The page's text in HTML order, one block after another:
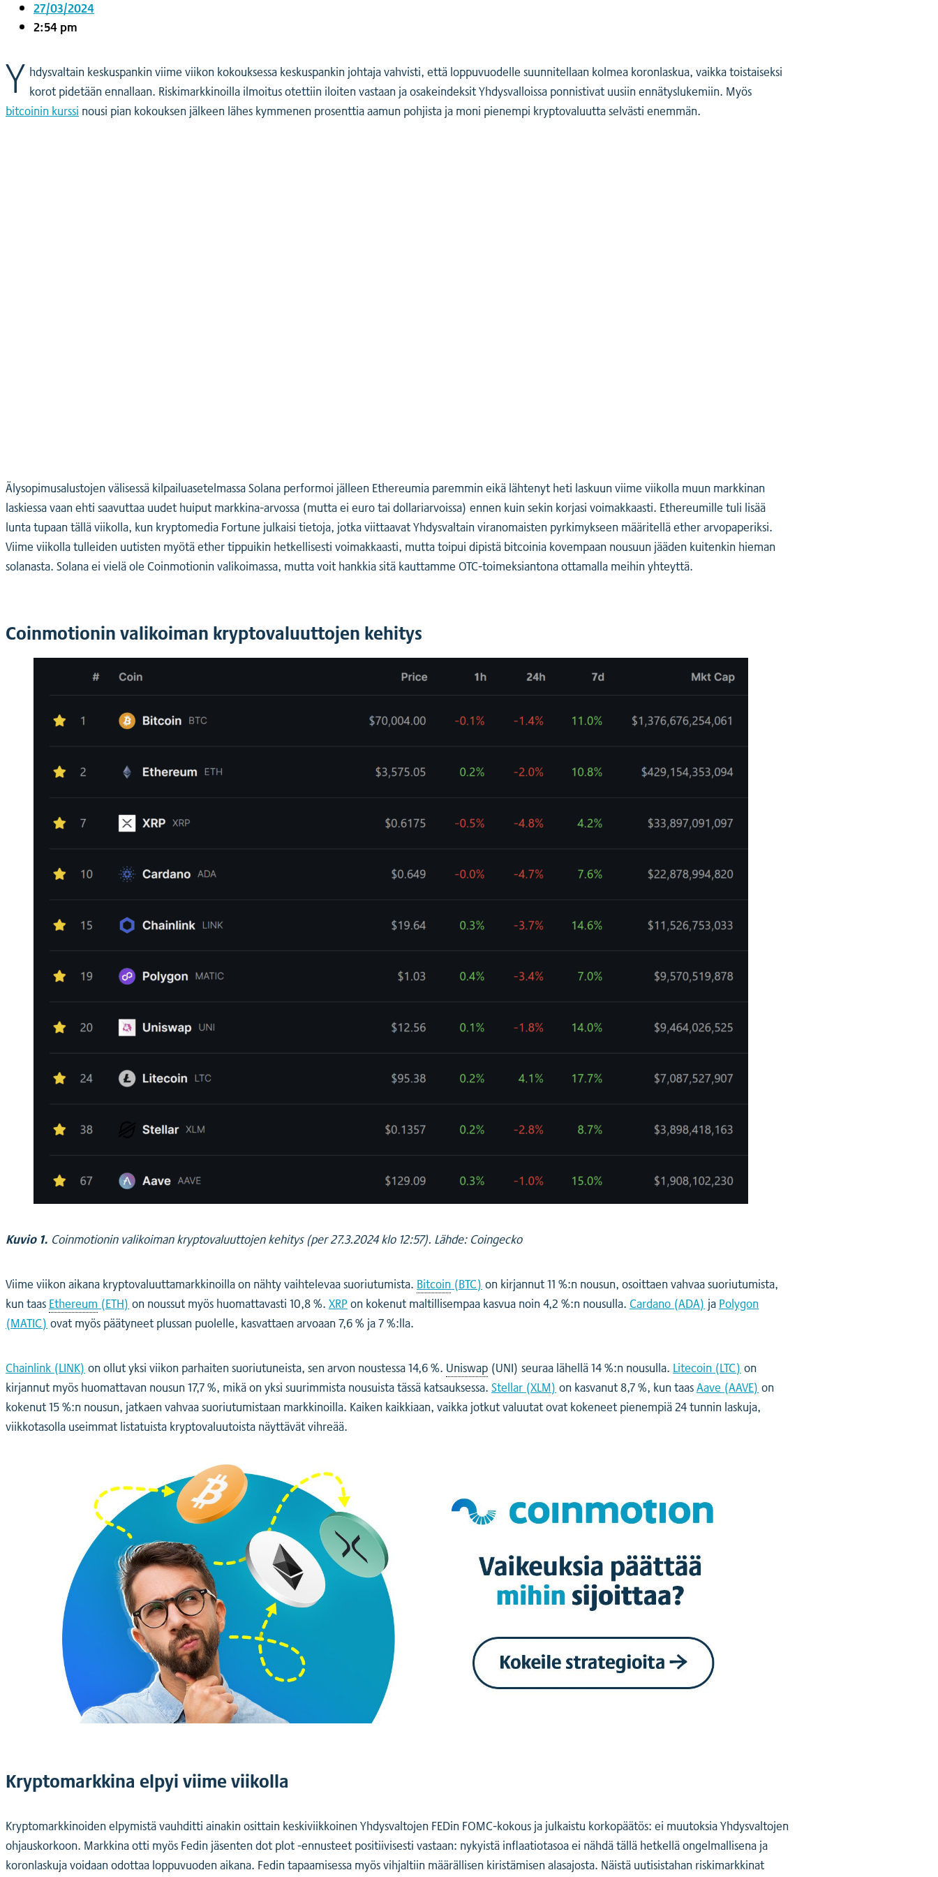
Yksityisille
Coinmotion Wealth ★
Ohjekeskus
Suomi (FI)
Suomi (FI)
27/03/2024
2:54 pm
Y hdysvaltain keskuspankin viime viikon kokouksessa keskuspankin johtaja vahvisti, että loppuvuodelle suunnitellaan kolmea koronlaskua, vaikka toistaiseksi
korot pidetään ennallaan. Riskimarkkinoilla ilmoitus otettiin iloiten vastaan ja osakeindeksit Yhdysvalloissa ponnistivat uusiin ennätyslukemiin. Myös
bitcoinin kurssi nousi pian kokouksen jälkeen lähes kymmenen prosenttia aamun pohjista ja moni pienempi kryptovaluutta selvästi enemmän.
Älysopimusalustojen välisessä kilpailuasetelmassa Solana performoi jälleen Ethereumia paremmin eikä lähtenyt heti laskuun viime viikolla muun markkinan
laskiessa vaan ehti saavuttaa uudet huiput markkina-arvossa (mutta ei euro tai dollariarvoissa) ennen kuin sekin korjasi voimakkaasti. Ethereumille tuli lisää
lunta tupaan tällä viikolla, kun kryptomedia Fortune julkaisi tietoja, jotka viittaavat Yhdysvaltain viranomaisten pyrkimykseen määritellä ether arvopaperiksi.
Viime viikolla tulleiden uutisten myötä ether tippuikin hetkellisesti voimakkaasti, mutta toipui dipistä bitcoinia kovempaan nousuun jääden kuitenkin hieman
solanasta. Solana ei vielä ole Coinmotionin valikoimassa, mutta voit hankkia sitä kauttamme OTC-toimeksiantona ottamalla meihin yhteyttä.
Coinmotionin valikoiman kryptovaluuttojen kehitys
Kuvio 1. Coinmotionin valikoiman kryptovaluuttojen kehitys (per 27.3.2024 klo 12:57). Lähde: Coingecko
Viime viikon aikana kryptovaluuttamarkkinoilla on nähty vaihtelevaa suoriutumista. Bitcoin (BTC) on kirjannut 11 %:n nousun, osoittaen vahvaa suoriutumista,
kun taasEthereum (ETH) on noussut myös huomattavasti 10,8 %.XRPon kokenut maltillisempaa kasvua noin 4,2 %:n nousulla.Cardano (ADA) jaPolygon
(MATIC) ovat myös päätyneet plussan puolelle, kasvattaen arvoaan 7,6 % ja 7 %:lla.
Chainlink (LINK) on ollut yksi viikon parhaiten suoriutuneista, sen arvon noustessa 14,6 %. Uniswap (UNI) seuraa lähellä 14 %:n nousulla. Litecoin (LTC) on
kirjannut myös huomattavan nousun 17,7 %, mikä on yksi suurimmista nousuista tässä katsauksessa.Stellar (XLM) on kasvanut 8,7 %, kun taasAave (AAVE) on
kokenut 15 %:n nousun, jatkaen vahvaa suoriutumistaan markkinoilla. Kaiken kaikkiaan, vaikka jotkut valuutat ovat kokeneet pienempiä 24 tunnin laskuja,
viikkotasolla useimmat listatuista kryptovaluutoista näyttävät vihreää.
Kryptomarkkina elpyi viime viikolla
Kryptomarkkinoiden elpymistä vauhditti ainakin osittain keskiviikkoinen Yhdysvaltojen FEDin FOMC-kokous ja julkaistu korkopäätös: ei muutoksia Yhdysvaltojen
ohjauskorkoon. Markkina otti myös Fedin jäsenten dot plot -ennusteet positiivisesti vastaan: nykyistä inflaatiotasoa ei nähdä tällä hetkellä ongelmallisena ja
koronlaskuja voidaan odottaa loppuvuoden aikana. Fedin tapaamisessa myös vihjaltiin määrällisen kiristämisen alasajosta. Näistä uutisistahan riskimarkkinat